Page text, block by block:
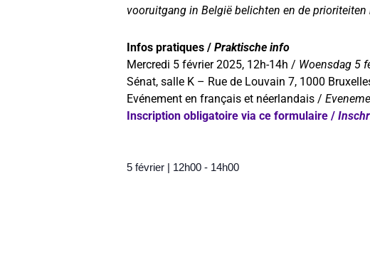
vooruitgang in België belichten en de
Infos pratiques / Praktische info
Mercredi 5 février 2025, 12h-14h / Woensdag 5
Sénat, salle K – Rue de Louvain 7, 1000
Evénement en français et néerlandais /
Inscription obligatoire via ce formulaire /
5 février | 12h00 - 14h00